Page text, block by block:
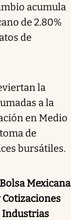
acumula
de 2.80%
de
la
a la
en Medio
de
bursátiles.
Bolsa Mexicana
Cotizaciones
Industrias